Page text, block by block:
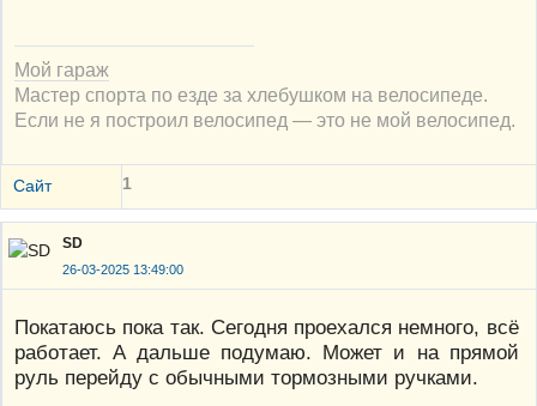
Мой гараж
Мастер спорта по езде за хлебушком на велосипеде.
Если не я построил велосипед — это не мой велосипед.
Сайт 1
SD
26-03-2025 13:49:00
Покатаюсь пока так. Сегодня проехался немного, всё
работает. А дальше подумаю. Может и на прямой
руль перейду с обычными тормозными ручками.